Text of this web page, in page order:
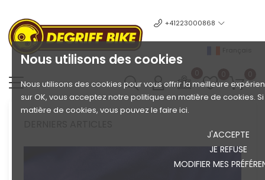
Nous utilisons des cookies
Nous utilisons des cookies pour vous offrir la meilleure
sur OK, vous acceptez notre politique en matière de cookies.
matière de cookies, vous pouvez le faire ici.
J'ACCEPTE
JE REFUSE
MODIFIER MES
+41223000868